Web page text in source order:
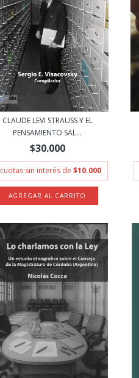
CLAUDE LEVI STRAUSS Y EL
PENSAMIENTO SAL...
$30.000
cuotas sin interés de $10.000